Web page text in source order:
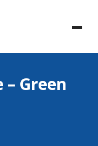
Life, Doctor List,
Green